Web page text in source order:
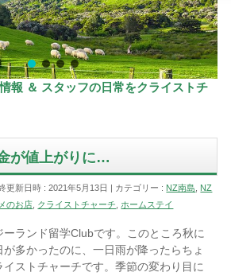
報 ＆ スタッフの日常をクライストチ
が値上がりに…
更新日時 : 2021年5月13日 カテゴリー : NZ南島
NZ
のお店 クライストチャーチ ホームステイ
ランド留学Clubです。このところ秋に
多かったのに、一日雨が降ったらちょ
ストチャーチです。季節の変わり目に